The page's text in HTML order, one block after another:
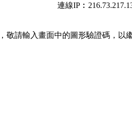
連線
敬請輸入畫面中的圖形驗證碼，以